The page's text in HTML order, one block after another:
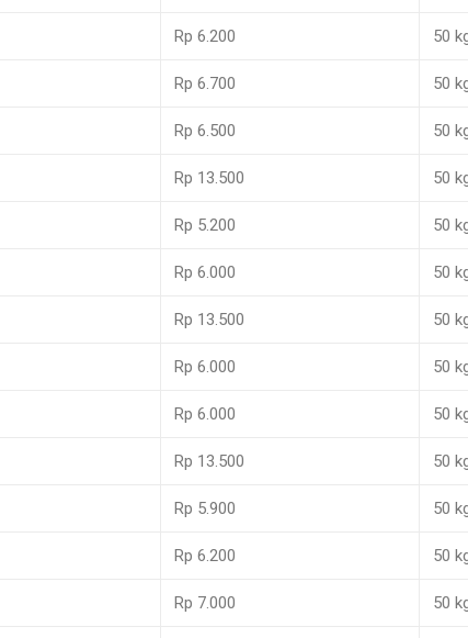
Rp 6.200 50
Rp 6.700 50
Rp 6.500 50
Rp 13.500 50
Rp 5.200 50
Rp 6.000 50
Rp 13.500 50
Rp 6.000 50
Rp 6.000 50
Rp 13.500 50
Rp 5.900 50
Rp 6.200 50
Rp 7.000 50